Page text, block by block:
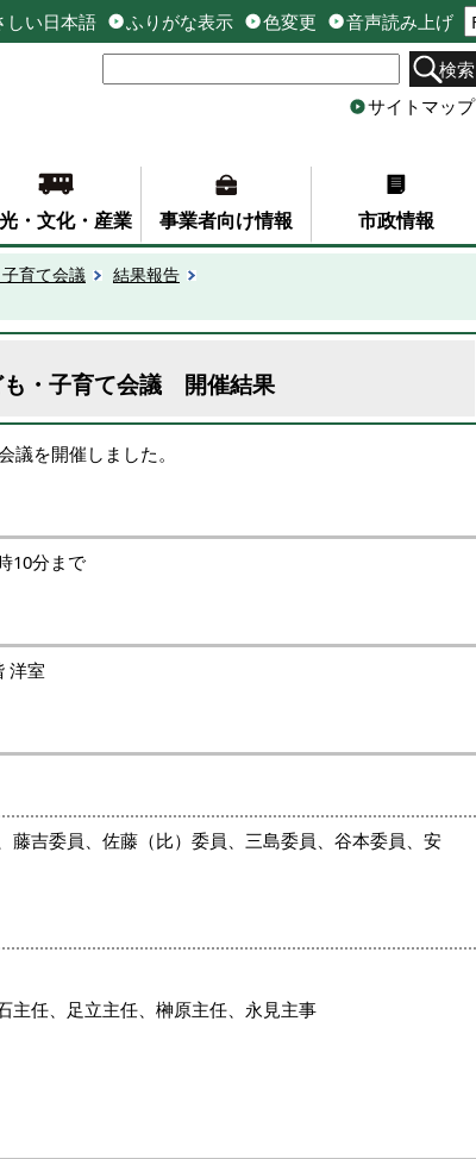
しい日本語 ふりがな表示 色変更
音声読み上げ
検索
サイトマップ
・文化・産業 事業者向け情報 市政情報
育て会議
結果報告
も・子育て会議 開催結果
を開催しました。
10分まで
洋室
吉委員、佐藤（比）委員、三島委員、谷本委員、安
主任、足立主任、榊原主任、永見主事